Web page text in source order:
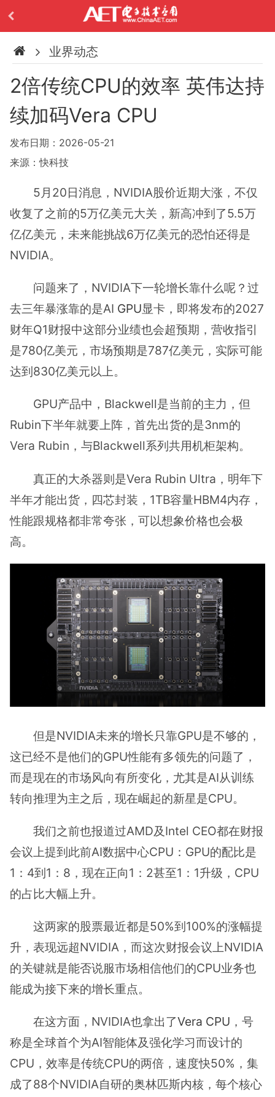
业界动态
2倍传统CPU的效率 英伟达持
续加码Vera CPU
发布日期：2026-05-21
来源：快科技
5月20日消息，NVIDIA股价近期大涨，不仅
收复了之前的5万亿美元大关，新高冲到了5.5万
亿亿美元，未来能挑战6万亿美元的恐怕还得是
NVIDIA。
问题来了，NVIDIA下一轮增长靠什么呢？过
去三年暴涨靠的是AI GPU显卡，即将发布的2027
财年Q1财报中这部分业绩也会超预期，营收指引
是780亿美元，市场预期是787亿美元，实际可能
达到830亿美元以上。
GPU产品中，Blackwell是当前的主力，但
Rubin下半年就要上阵，首先出货的是3nm的
Vera Rubin，与Blackwell系列共用机柜架构。
真正的大杀器则是Vera Rubin Ultra，明年下
半年才能出货，四芯封装，1TB容量HBM4内存，
性能跟规格都非常夸张，可以想象价格也会极
高。
但是NVIDIA未来的增长只靠GPU是不够的，
这已经不是他们的GPU性能有多领先的问题了，
而是现在的市场风向有所变化，尤其是AI从训练
转向推理为主之后，现在崛起的新星是CPU。
我们之前也报道过AMD及Intel CEO都在财报
会议上提到此前AI数据中心CPU：GPU的配比是
1：4到1：8，现在正向1：2甚至1：1升级，CPU
的占比大幅上升。
这两家的股票最近都是50%到100%的涨幅提
升，表现远超NVIDIA，而这次财报会议上NVIDIA
的关键就是能否说服市场相信他们的CPU业务也
能成为接下来的增长重点。
在这方面，NVIDIA也拿出了Vera CPU ，号
称是全球首个为AI智能体及强化学习而设计的
CPU，效率是传统CPU的两倍，速度快50%，集
成了88个NVIDIA自研的奥林匹斯内核，每个核心